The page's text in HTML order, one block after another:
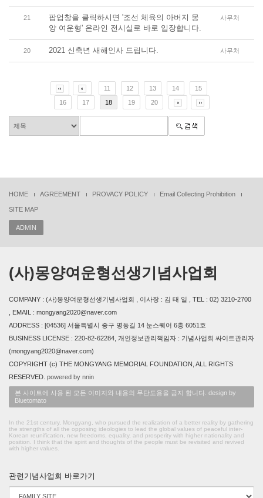
21
팝업창을 클릭하시면 '조선 체육의 아버지 몽
양 여운형' 온라인 전시실로 바로 입장합니다.
사무처
20 2021 신축년 새해인사 드립니다. 사무처
11 12 13 14
15
16
17 18 19 20
HOME AGREEMENT PROVACY POLICY Email Collecting Prohibition
SITE MAP
ADMIN
(사)몽양여운형선생기념사업회
COMPANY : (사)몽양여운형선생기념사업회 , 이사장 : 김 태 일 , TEL : 02) 3210-2700
, EMAIL : mongyang2020@naver.com
ADDRESS : [04536] 서울특별시 중구 명동길 14 눈스퀘어 6층 6051호
BUSINESS LICENSE : 220-82-62284, 개인정보관리책임자 : 기념사업회 싸이트관리자
(mongyang2020@naver.com)
COPYRIGHT (c) THE MONGYANG MEMORIAL FOUNDATION, ALL RIGHTS
RESERVED. powered by nnin
본 사이트에 사용 된 모든 이미지와 내용의 무단도용을 금지 합니다. design by
Bluetomato
In the 21st century, Mongyang, who pursued the realization of a better reality by gathering
the strengths of all the opposing ideologies to lead the global values of peaceful inter-
Korean reunification, new freedoms, equality, and prosperity with higher nationality and
position. I think that the spirit and thoughts of the people must be revisited and revived
with higher values.
관련기념사업회 바로가기